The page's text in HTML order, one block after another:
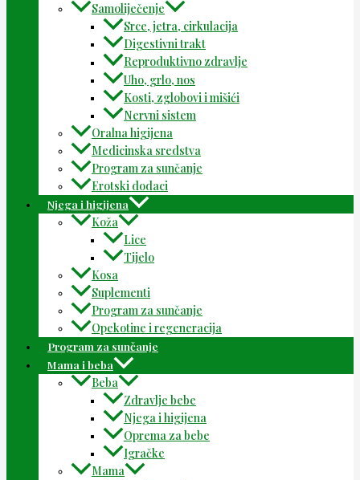
Samoliječenje
Srce, jetra, cirkulacija
Digestivni trakt
Reproduktivno zdravlje
Uho, grlo, nos
Kosti, zglobovi i mišići
Nervni sistem
Oralna higijena
Medicinska sredstva
Program za sunčanje
Erotski dodaci
Njega i higijena
Koža
Lice
Tijelo
Kosa
Suplementi
Program za sunčanje
Opekotine i regeneracija
Program za sunčanje
Mama i beba
Beba
Zdravlje bebe
Njega i higijena
Oprema za bebe
Igračke
Mama